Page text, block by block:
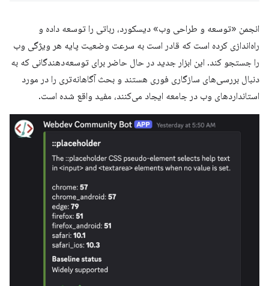
انجمن «توسعه و طراحی وب» دیسکورد، رباتی را توسعه داده و
راه‌اندازی کرده است که قادر است به سرعت وضعیت پایه هر ویژگی وب
را جستجو کند. این ابزار جدید در حال حاضر برای توسعه‌دهندگانی که به
دنبال بررسی‌های سازگاری فوری هستند و بحث آگاهانه‌تری را در مورد
استانداردهای وب در جامعه ایجاد می‌کنند، مفید واقع شده است.